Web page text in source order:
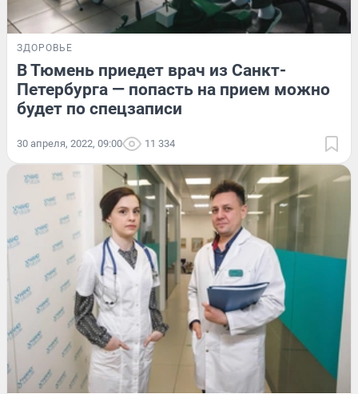
ЗДОРОВЬЕ
В Тюмень приедет врач из Санкт-
Петербурга — попасть на прием можно
будет по спецзаписи
30 апреля, 2022, 09:00 11 334